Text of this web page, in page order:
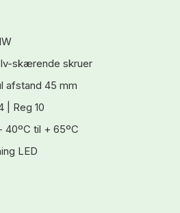
skærende skruer
afstand 45 mm
| Reg 10
40ºC til + 65ºC
LED